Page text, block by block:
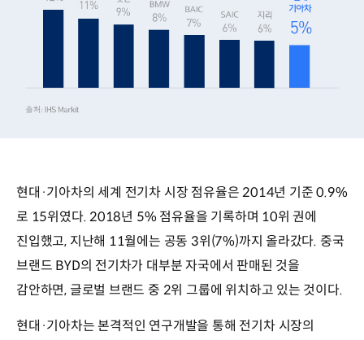
현대·기아차의 세계 전기차 시장 점유율은 2014년 기준 0.9%
로 15위였다. 2018년 5% 점유율을 기록하며 10위 권에
진입했고, 지난해 11월에는 공동 3위(7%)까지 올라갔다. 중국
브랜드 BYD의 전기차가 대부분 자국에서 판매된 것을
감안하면, 글로벌 브랜드 중 2위 그룹에 위치하고 있는 것이다.
현대·기아차는 본격적인 연구개발을 통해 전기차 시장의